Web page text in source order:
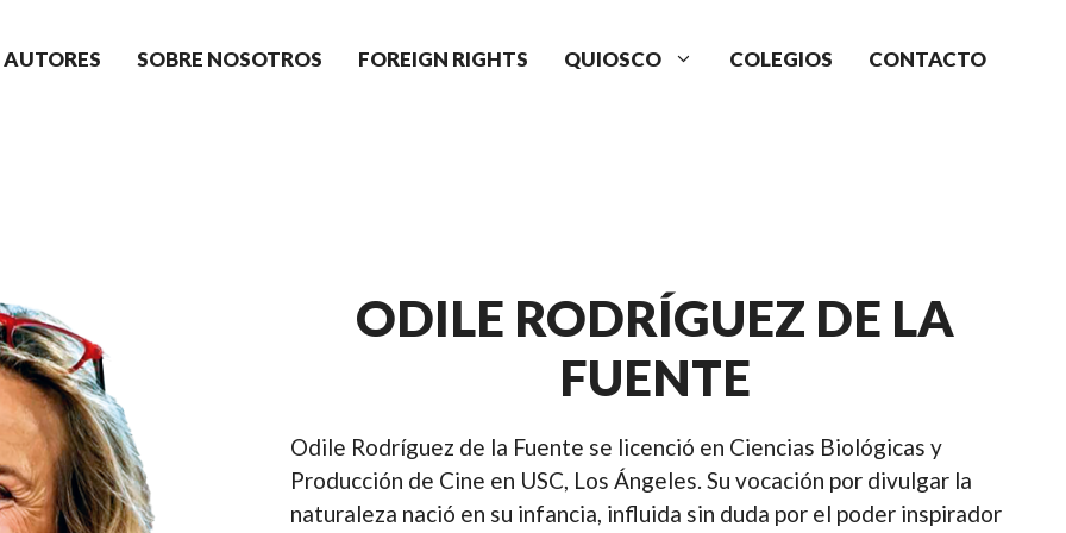
AUTORES SOBRE NOSOTROS FOREIGN RIGHTS QUIOSCO COLEGIOS CONTACTO
ODILE RODRÍGUEZ DE LA
FUENTE
Odile Rodríguez de la Fuente se licenció en Ciencias Biológicas y
Producción de Cine en USC, Los Ángeles. Su vocación por divulgar la
naturaleza nació en su infancia, influida sin duda por el poder inspirador